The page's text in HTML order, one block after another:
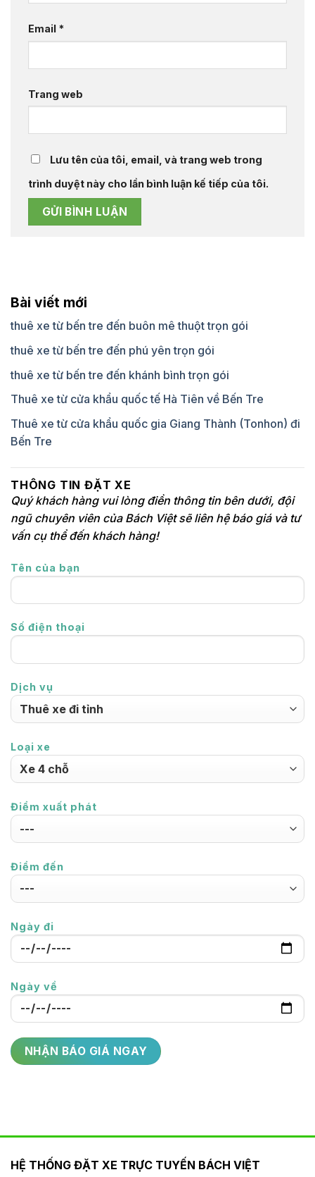
Email *
Trang web
Lưu tên của tôi, email, và trang web trong
trình duyệt này cho lần bình luận kế tiếp của tôi.
Bài viết mới
thuê xe từ bến tre đến buôn mê thuột trọn gói
thuê xe từ bến tre đến phú yên trọn gói
thuê xe từ bến tre đến khánh bình trọn gói
Thuê xe từ cửa khẩu quốc tế Hà Tiên về Bến Tre
Thuê xe từ cửa khẩu quốc gia Giang Thành (Tonhon) đi
Bến Tre
THÔNG TIN ĐẶT XE
Quý khách hàng vui lòng điền thông tin bên dưới, đội
ngũ chuyên viên của Bách Việt sẽ liên hệ báo giá và tư
vấn cụ thể đến khách hàng!
Tên của bạn
Số điện thoại
Dịch vụ
Loại xe
Điểm xuất phát
Điểm đến
Ngày đi
Ngày về
HỆ THỐNG ĐẶT XE TRỰC TUYẾN BÁCH VIỆT